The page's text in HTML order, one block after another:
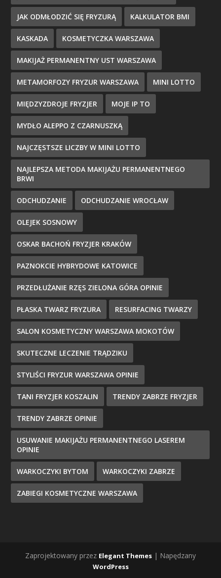
JAK ODMŁODZIĆ SIĘ FRYZURĄ KALKULATOR BMI
KASKADA KOSMETYCZKA WARSZAWA
MAKIJAŻ PERMANENTNY UST WARSZAWA
METAMORFOZY FRYZUR WARSZAWA MINI LOTTO
MIĘDZYZDROJE FRYZJER MOJE IP TO
MYDŁO ALEPPO Z CZARNUSZKĄ
NAJCZĘSTSZE LICZBY W MINI LOTTO
NAJLEPSZA METODA MAKIJAŻU PERMANENTNEGO
BRWI
ODCHUDZANIE ODCHUDZANIE WROCŁAW
OLEJEK SOSNOWY
OSKAR BACHOŃ FRYZJER KRAKÓW
PAZNOKCIE HYBRYDOWE KATOWICE
PRZEDŁUŻANIE RZĘS ZIELONA GÓRA OPINIE
PŁASKA TWARZ FRYZURA RESURFACING TWARZY
SALON KOSMETYCZNY WARSZAWA MOKOTÓW
SKUTECZNE LECZENIE TRĄDZIKU
STYLIŚCI FRYZUR WARSZAWA OPINIE
TANI FRYZJER KOSZALIN TRENDY ZABRZE FRYZJER
TRENDY ZABRZE OPINIE
USUWANIE MAKIJAŻU PERMANENTNEGO LASEREM
OPINIE
WARKOCZYKI BYTOM WARKOCZYKI ZABRZE
ZABIEGI KOSMETYCZNE WARSZAWA
Zaprojektowany przez Elegant Themes | Napędzany
WordPress